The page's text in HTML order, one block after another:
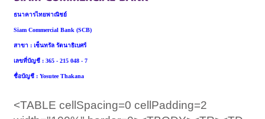
ธนาคารไทยพาณิชย์
Siam Commercial Bank (SCB)
สาขา : เซ็นทรัล รัตนาธิเบศร์
เลขที่บัญชี : 365 - 215 048 - 7
ชื่อบัญชี : Yosutee Thakana
<TABLE cellSpacing=0 cellPadding=2